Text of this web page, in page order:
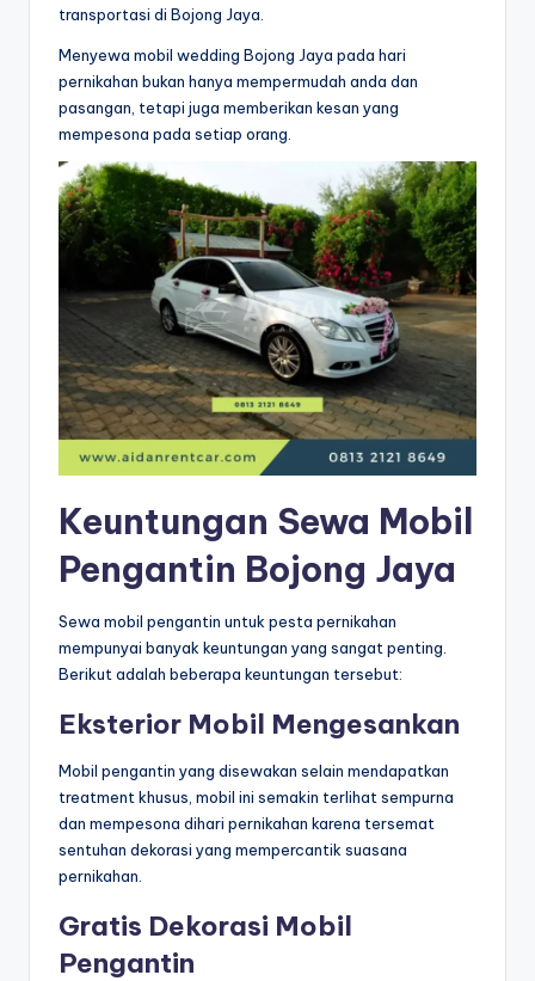
transportasi di Bojong Jaya.
Menyewa mobil wedding Bojong Jaya pada hari
pernikahan bukan hanya mempermudah anda dan
pasangan, tetapi juga memberikan kesan yang
mempesona pada setiap orang.
Keuntungan Sewa Mobil
Pengantin Bojong Jaya
Sewa mobil pengantin untuk pesta pernikahan
mempunyai banyak keuntungan yang sangat penting.
Berikut adalah beberapa keuntungan tersebut:
Eksterior Mobil Mengesankan
Mobil pengantin yang disewakan selain mendapatkan
treatment khusus, mobil ini semakin terlihat sempurna
dan mempesona dihari pernikahan karena tersemat
sentuhan dekorasi yang mempercantik suasana
pernikahan.
Gratis Dekorasi Mobil
Pengantin